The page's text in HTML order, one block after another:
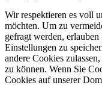
Wir respektieren es voll
möchten. Um zu
gefragt werden,
Einstellungen zu
andere Cookies
zu können. Wenn Sie
Cookies auf unserer